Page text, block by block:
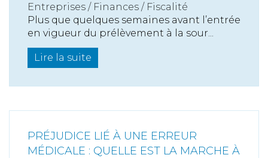
Entreprises / Finances / Fiscalité
Plus que quelques semaines avant l’entrée
en vigueur du prélèvement à la sour...
Lire la suite
PRÉJUDICE LIÉ À UNE ERREUR
MÉDICALE : QUELLE EST LA MARCHE À